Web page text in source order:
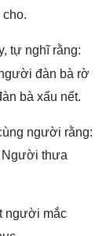
tự nghĩ rằng:
đàn bà rờ
bà xấu nết.
người rằng:
Người thưa
người mắc